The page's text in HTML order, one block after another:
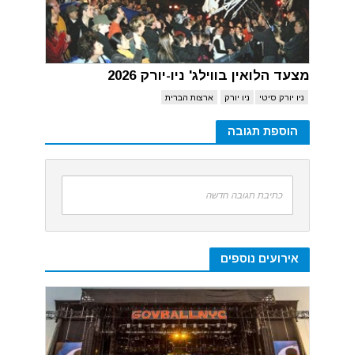
מצעד הלואין בווילג' ניו-יורק 2026
ניו יורק סיטי ניו יורק ארצות הברית
הוספת תגובה
כתיבת תגובה חדשה
אירועים נוספים